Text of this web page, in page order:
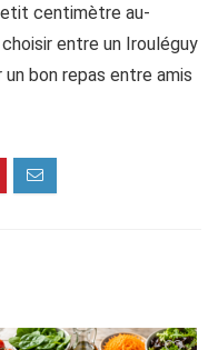
centimètre au-
entre un Irouléguy
bon repas entre amis